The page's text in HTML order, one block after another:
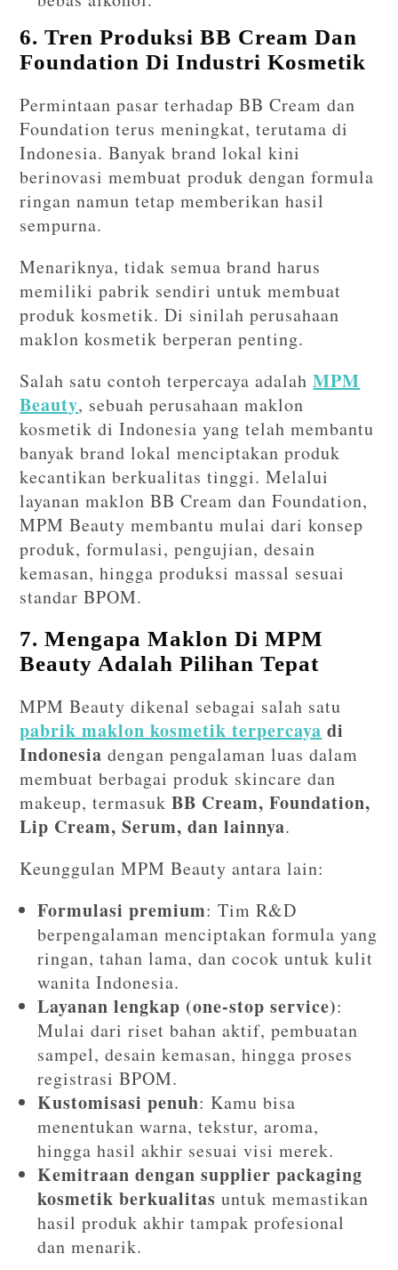
6. Tren Produksi BB Cream Dan
Foundation Di Industri Kosmetik
Permintaan pasar terhadap BB Cream dan
Foundation terus meningkat, terutama di
Indonesia. Banyak brand lokal kini
berinovasi membuat produk dengan formula
ringan namun tetap memberikan hasil
sempurna.
Menariknya, tidak semua brand harus
memiliki pabrik sendiri untuk membuat
produk kosmetik. Di sinilah perusahaan
maklon kosmetik berperan penting.
Salah satu contoh terpercaya adalahMPM
Beauty, sebuah perusahaan maklon
kosmetik di Indonesia yang telah membantu
banyak brand lokal menciptakan produk
kecantikan berkualitas tinggi. Melalui
layanan maklon BB Cream dan Foundation,
MPM Beauty membantu mulai dari konsep
produk, formulasi, pengujian, desain
kemasan, hingga produksi massal sesuai
standar BPOM.
7. Mengapa Maklon Di MPM
Beauty Adalah Pilihan Tepat
MPM Beauty dikenal sebagai salah satu
pabrik maklon kosmetik terpercaya di
Indonesia dengan pengalaman luas dalam
membuat berbagai produk skincare dan
makeup, termasukBB Cream, Foundation,
Lip Cream, Serum, dan lainnya.
Keunggulan MPM Beauty antara lain:
Formulasi premium: Tim R&D
berpengalaman menciptakan formula yang
ringan, tahan lama, dan cocok untuk kulit
wanita Indonesia.
Layanan lengkap (one-stop service):
Mulai dari riset bahan aktif, pembuatan
sampel, desain kemasan, hingga proses
registrasi BPOM.
Kustomisasi penuh: Kamu bisa
menentukan warna, tekstur, aroma,
hingga hasil akhir sesuai visi merek.
Kemitraan dengan supplier packaging
kosmetik berkualitas untuk memastikan
hasil produk akhir tampak profesional
dan menarik.